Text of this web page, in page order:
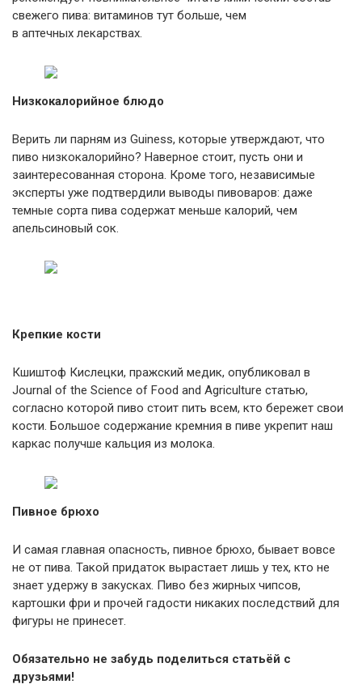
свежего пива: витаминов тут больше, чем
в аптечных лекарствах.
Низкокалорийное блюдо
Верить ли парням из Guiness, которые утверждают, что
пиво низкокалорийно? Наверное стоит, пусть они и
заинтересованная сторона. Кроме того, независимые
эксперты уже подтвердили выводы пивоваров: даже
темные сорта пива содержат меньше калорий, чем
апельсиновый сок.
Крепкие кости
Кшиштоф Кислецки, пражский медик, опубликовал в
Journal of the Science of Food and Agriculture статью,
согласно которой пиво стоит пить всем, кто бережет свои
кости. Большое содержание кремния в пиве укрепит наш
каркас получше кальция из молока.
Пивное брюхо
И самая главная опасность, пивное брюхо, бывает вовсе
не от пива. Такой придаток вырастает лишь у тех, кто не
знает удержу в закусках. Пиво без жирных чипсов,
картошки фри и прочей гадости никаких последствий для
фигуры не принесет.
Обязательно не забудь поделиться статьёй с
друзьями!